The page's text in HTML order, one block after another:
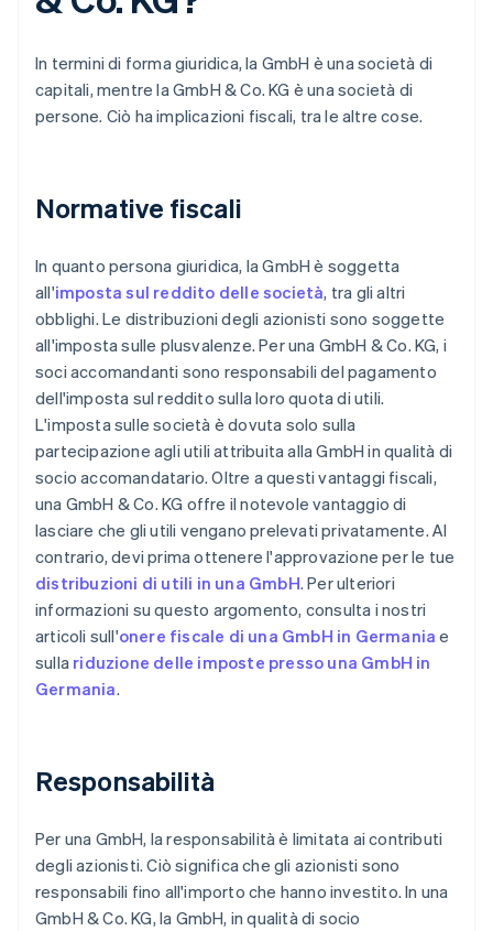
In termini di forma giuridica, la GmbH è una società di
capitali, mentre la GmbH & Co. KG è una società di
persone. Ciò ha implicazioni fiscali, tra le altre cose.
Normative fiscali
In quanto persona giuridica, la GmbH è soggetta
all'imposta sul reddito delle società, tra gli altri
obblighi. Le distribuzioni degli azionisti sono soggette
all'imposta sulle plusvalenze. Per una GmbH & Co. KG, i
soci accomandanti sono responsabili del pagamento
dell'imposta sul reddito sulla loro quota di utili.
L'imposta sulle società è dovuta solo sulla
partecipazione agli utili attribuita alla GmbH in qualità di
socio accomandatario. Oltre a questi vantaggi fiscali,
una GmbH & Co. KG offre il notevole vantaggio di
lasciare che gli utili vengano prelevati privatamente. Al
contrario, devi prima ottenere l'approvazione per le tue
distribuzioni di utili in una GmbH. Per ulteriori
informazioni su questo argomento, consulta i nostri
articoli sull'onere fiscale di una GmbH in Germania e
sulla riduzione delle imposte presso una GmbH in
Germania.
Responsabilità
Per una GmbH, la responsabilità è limitata ai contributi
degli azionisti. Ciò significa che gli azionisti sono
responsabili fino all'importo che hanno investito. In una
GmbH & Co. KG, la GmbH, in qualità di socio